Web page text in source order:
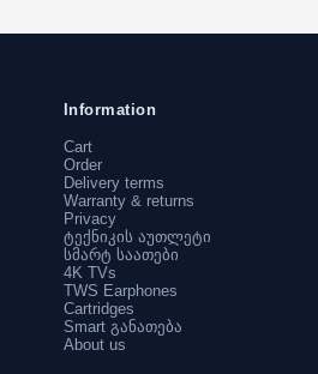
Information
Cart
Order
Delivery terms
Warranty & returns
Privacy
ტექნიკის აუთლეტი
სმარტ საათები
4K TVs
TWS Earphones
Cartridges
Smart განათება
About us